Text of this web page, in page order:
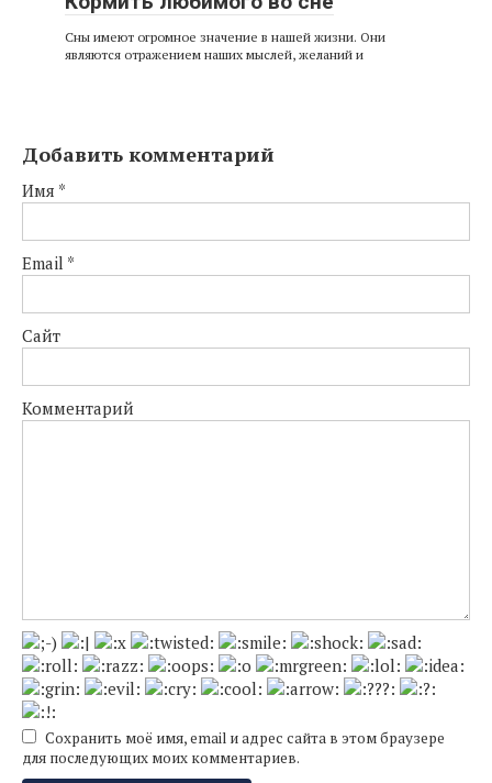
Сны имеют огромное значение в нашей жизни. Они
являются отражением наших мыслей, желаний и
Добавить комментарий
Имя *
Email *
Сайт
Комментарий
Сохранить моё имя, email и адрес сайта в этом браузере
для последующих моих комментариев.